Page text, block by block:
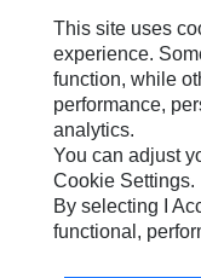
Le Mie Preferenze Di
Mappa Del Sito
Cookie Settings
Informazioni Legali
Tutela Della Privacy
This site uses
experience.
function, while
performance,
analytics.
You can adjust
Cookie Settings.
By selecting I
functional,